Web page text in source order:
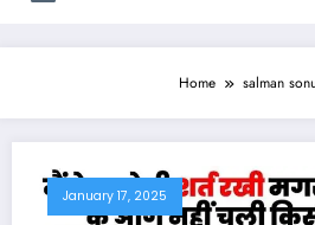
Home salman
January 17, 2025